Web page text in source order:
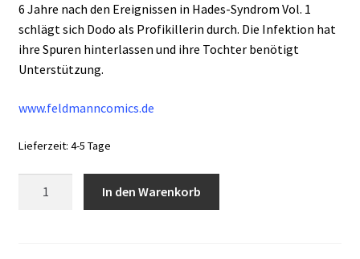
6 Jahre nach den Ereignissen in Hades-Syndrom Vol. 1
schlägt sich Dodo als Profikillerin durch. Die Infektion hat
ihre Spuren hinterlassen und ihre Tochter benötigt
Unterstützung.
www.feldmanncomics.de
Lieferzeit: 4-5 Tage
In den Warenkorb